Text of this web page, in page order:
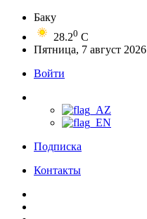
Баку
28.20 C
Пятница, 7 август 2026
Войти
Подписка
Контакты